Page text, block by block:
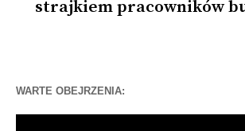
strajkiem pracowników
WARTE OBEJRZENIA: